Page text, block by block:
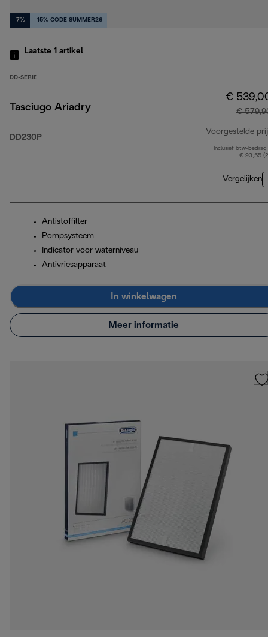
-7% -15% CODE SUMMER26
Laatste 1 artikel
DD-SERIE
Tasciugo Ariadry
DD230P
€
€
Voorgestelde
Inclusief btw-bedrag
€ 93,55
Vergelijken
Antistoffilter
Pompsysteem
Indicator voor waterniveau
Antivriesapparaat
In winkelwagen
Meer informatie